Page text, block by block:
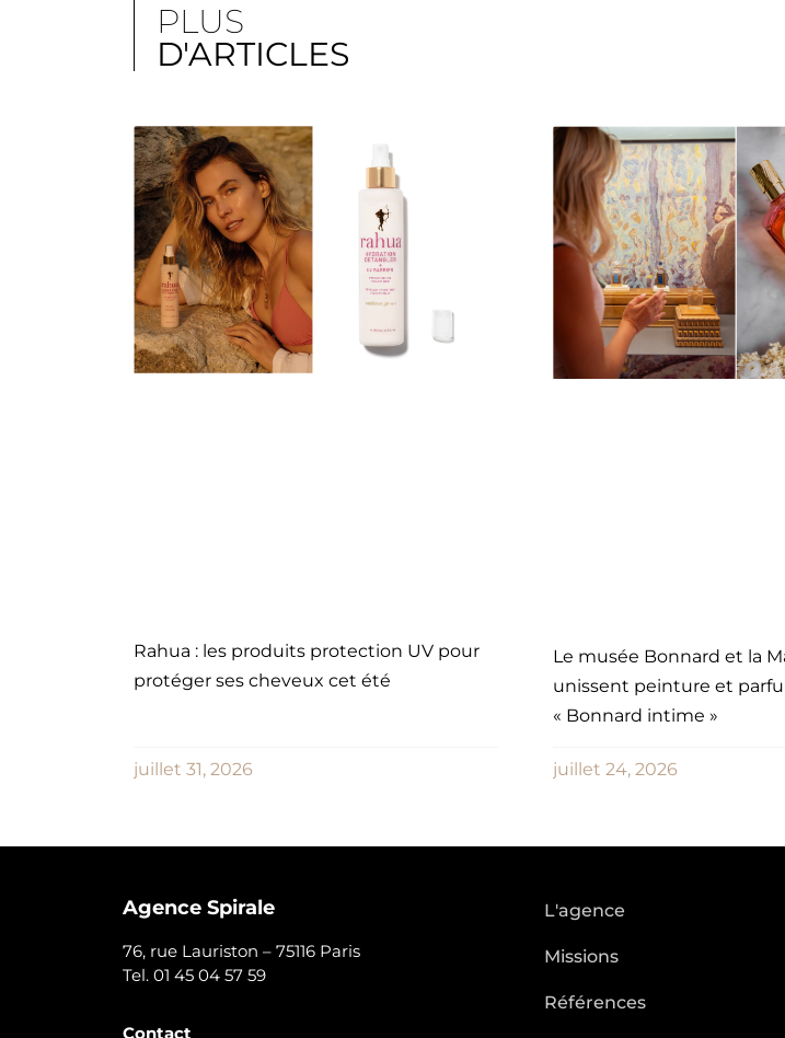
PLUS
D'ARTICLES
Rahua : les produits protection UV pour
protéger ses cheveux cet été
juillet 31, 2026
Le musée Bonnard et la
unissent peinture et
« Bonnard intime »
juillet 24, 2026
Agence Spirale
76, rue Lauriston – 75116 Paris
Tel. 01 45 04 57 59
Contact
L'agence
Missions
Références